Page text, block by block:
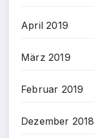
April 2019
März 2019
Februar 2019
Dezember 2018